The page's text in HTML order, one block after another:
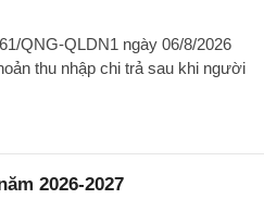
QNG-QLDN1 ngày 06/8/2026
thu nhập chi trả sau khi người
2026-2027